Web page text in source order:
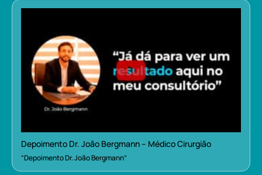
Depoimento Dr. João Bergmann – Médico Cirurgião
“Depoimento Dr. João Bergmann”